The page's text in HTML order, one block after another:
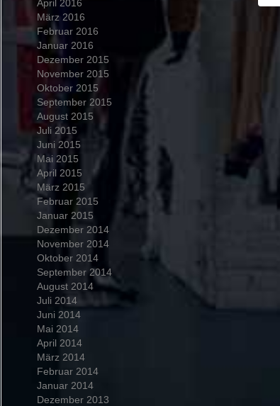
April 2016
März 2016
Februar 2016
Januar 2016
Dezember 2015
November 2015
Oktober 2015
September 2015
August 2015
Juli 2015
Juni 2015
Mai 2015
April 2015
März 2015
Februar 2015
Januar 2015
Dezember 2014
November 2014
Oktober 2014
September 2014
August 2014
Juli 2014
Juni 2014
Mai 2014
April 2014
März 2014
Februar 2014
Januar 2014
Dezember 2013